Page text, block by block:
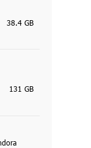
38.4 GB
131 GB